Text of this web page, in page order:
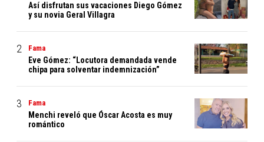
Así disfrutan sus vacaciones Diego Gómez
y su novia Geral Villagra
Fama
Eve Gómez: “Locutora demandada vende
chipa para solventar indemnización”
Fama
Menchi reveló que Óscar Acosta es muy
romántico